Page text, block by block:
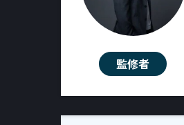
監修者